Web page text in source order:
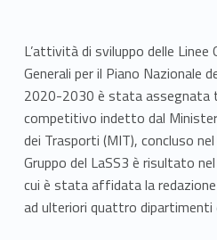
L’attività di sviluppo delle Linee
Generali per il Piano Nazionale
2020-2030 è stata assegnata
competitivo indetto dal
dei Trasporti (MIT), concluso
Gruppo del LaSS3 è risultato
cui è stata affidata la redazione
ad ulteriori quattro dipartimenti